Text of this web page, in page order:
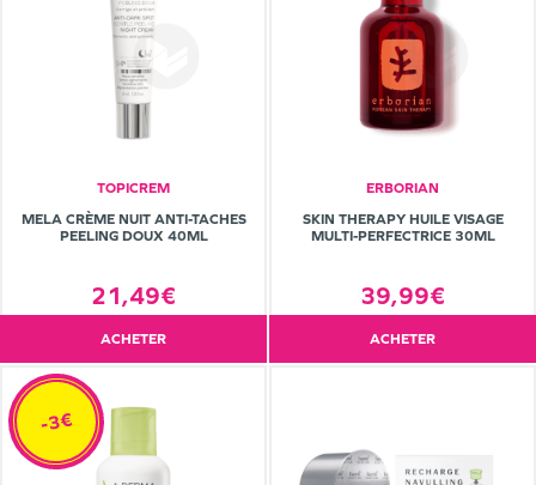
TOPICREM
MELA CRÈME NUIT ANTI-TACHES
PEELING DOUX 40ML
21,49€
ACHETER
ERBORIAN
SKIN THERAPY HUILE VISAGE
MULTI-PERFECTRICE 30ML
39,99€
ACHETER
-3€